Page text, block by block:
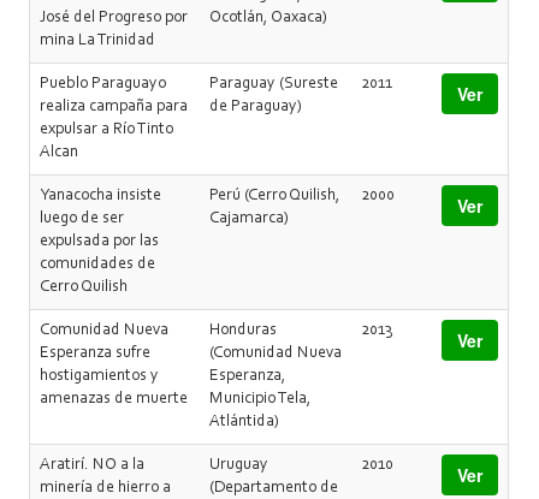
José del Progreso por
mina La Trinidad
Ocotlán, Oaxaca)
Pueblo Paraguayo
realiza campaña para
expulsar a Río Tinto
Alcan
Paraguay (Sureste
de Paraguay)
2011 Ver
Yanacocha insiste
luego de ser
expulsada por las
comunidades de
Cerro Quilish
Perú (Cerro Quilish,
Cajamarca)
2000 Ver
Comunidad Nueva
Esperanza sufre
hostigamientos y
amenazas de muerte
Honduras
(Comunidad Nueva
Esperanza,
Municipio Tela,
Atlántida)
2013 Ver
Aratirí. NO a la
minería de hierro a
Uruguay
(Departamento de
2010 Ver